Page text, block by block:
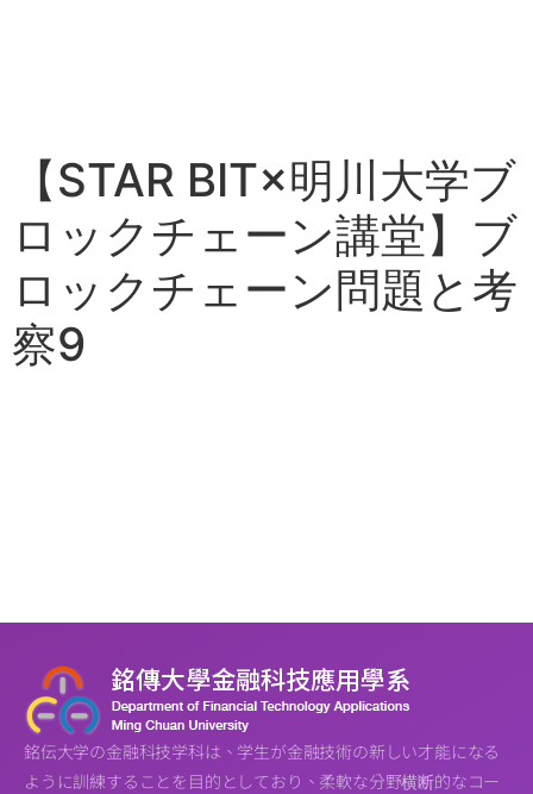
【STAR BIT×明川大学ブ
ロックチェーン講堂】ブ
ロックチェーン問題と考
察9
銘伝大学の金融科技学科は、学生が金融技術の新しい才能になる
ように訓練することを目的としており、柔軟な分野横断的なコー